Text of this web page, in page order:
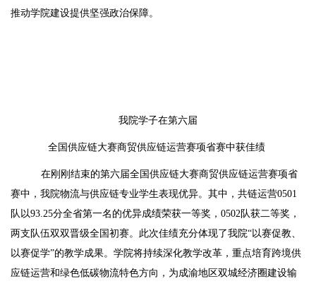
推动学院建设提供坚强政治保障。
我院学子在第六届
全国供应链大赛商贸供应链运营赛项省赛中获佳绩
在刚刚结束的第六届全国供应链大赛商贸供应链运营赛项省
赛中，我院物流与供应链专业学生表现优异。其中，共链运营0501
队以93.25分全省第一名的优异成绩荣获一等奖，0502队获二等奖，
两支队伍双双晋级全国初赛。此次佳绩充分体现了我院“以赛促教、
以赛促学”的教学成果。学院将持续深化教学改革，重点培育跨境供
应链运营和绿色低碳物流特色方向，为成渝地区双城经济圈建设输